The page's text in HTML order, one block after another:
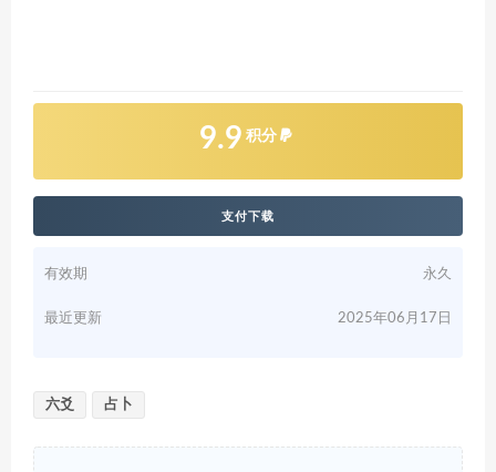
9.9 积分
支付下载
有效期 永久
最近更新 2025年06月17日
六爻 占卜